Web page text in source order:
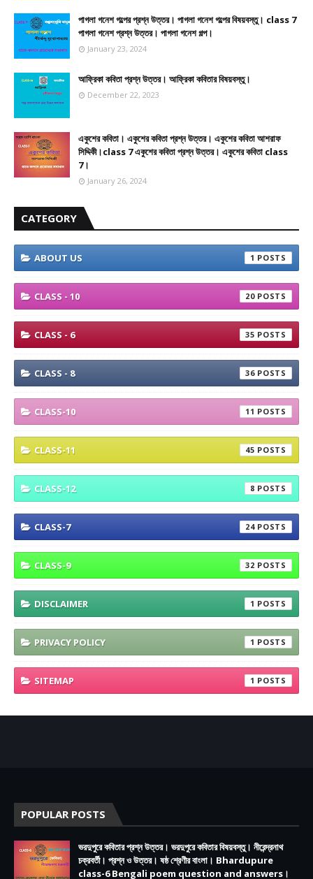
পাগলা গনেশ গল্পের প্রশ্ন উত্তর। পাগলা গনেশ গল্পের বিষয়বস্তু। class 7
পাগলা গনেশ প্রশ্ন উত্তর। পাগলা গনেশ গল্প।
January 23, 2024
আফ্রিকা কবিতা প্রশ্ন উত্তর। আফ্রিকা কবিতার বিষয়বস্তু।
December 22, 2023
একুশের কবিতা। একুশের কবিতা প্রশ্ন উত্তর। একুশের কবিতা আশরাফ
সিদ্দিকী।class 7 একুশের কবিতা প্রশ্ন উত্তর। একুশের কবিতা class
7।
January 26, 2024
CATEGORY
ABOUT US 1
CLASS - 10 20
CLASS - 6 35
CLASS - 8 36
CLASS-10 11
CLASS-11 45
CLASS-12 8
CLASS-7 24
CLASS-9 32
DISCLAIMER 1
PRIVACY POLICY 1
SITEMAP 1
POPULAR POSTS
ভরদুপুরে কবিতার প্রশ্ন উত্তর। ভরদুপুরে কবিতার বিষয়বস্তু। নীরেন্দ্রনাথ
চক্রবর্তী। প্রশ্ন ও উত্তর। ষষ্ঠ শ্রেণীর বাংলা। Bhardupure
class-6 Bengali poem question and answers।